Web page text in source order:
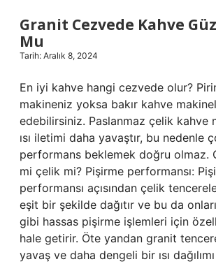
Granit Cezvede Kahve
Mu
Tarih: Aralık 8, 2024
En iyi kahve hangi cezvede olur?
makineniz yoksa bakır kahve
edebilirsiniz. Paslanmaz çelik kahve
ısı iletimi daha yavaştır, bu nedenle
performans beklemek doğru olmaz.
mi çelik mi? Pişirme performansı:
performansı açısından çelik tencereler
eşit bir şekilde dağıtır ve bu da
gibi hassas pişirme işlemleri için
hale getirir. Öte yandan granit
yavaş ve daha dengeli bir ısı